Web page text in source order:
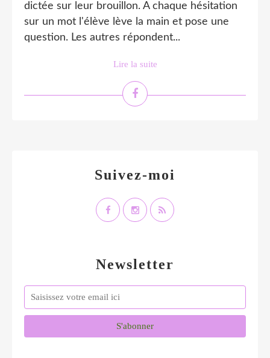
dictée sur leur brouillon. A chaque hésitation
sur un mot l'élève lève la main et pose une
question. Les autres répondent...
Lire la suite
Newsletter
Suivez-moi